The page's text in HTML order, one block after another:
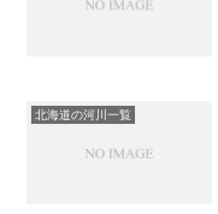
北海道の河川一覧